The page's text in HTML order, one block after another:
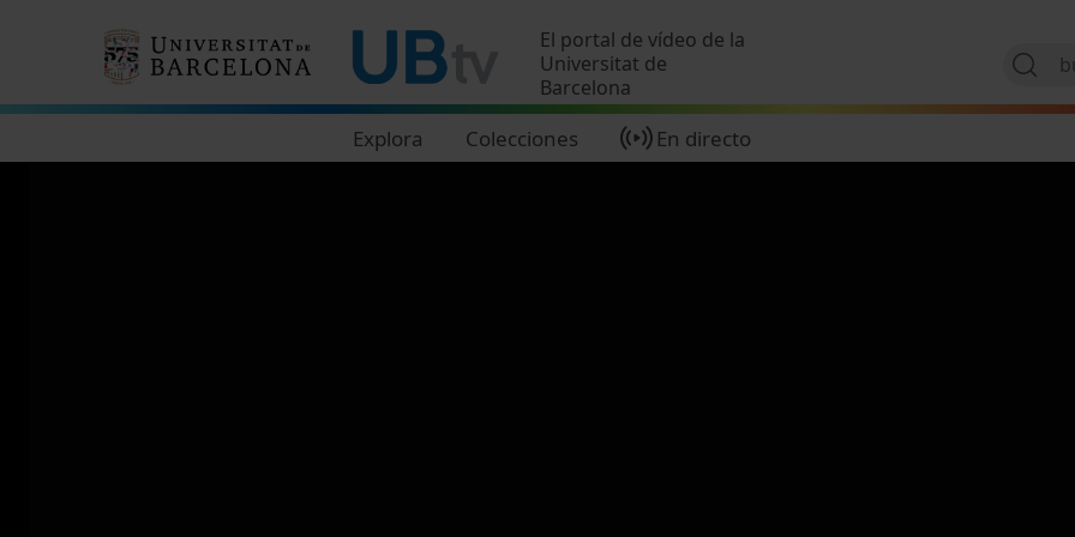
El portal de vídeo de la
Universitat de
Barcelona
Explora Colecciones En directo